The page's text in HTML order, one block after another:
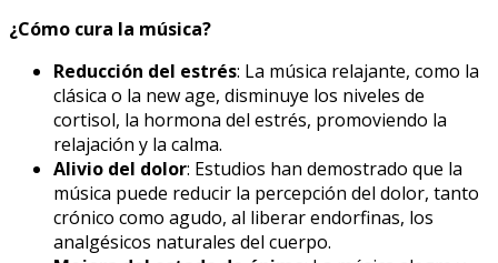
¿Cómo cura la música?
Reducción del estrés: La música relajante, como la
clásica o la new age, disminuye los niveles de
cortisol, la hormona del estrés, promoviendo la
relajación y la calma.
Alivio del dolor: Estudios han demostrado que la
música puede reducir la percepción del dolor, tanto
crónico como agudo, al liberar endorfinas, los
analgésicos naturales del cuerpo.